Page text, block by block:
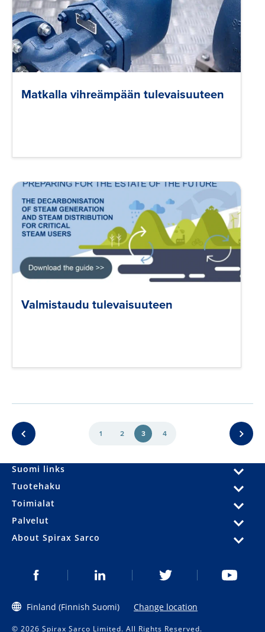
Matkalla vihreämpään tulevaisuuteen
Valmistaudu tulevaisuuteen
1 2 3 4
Suomi links
Tuotehaku
Toimialat
Palvelut
About Spirax Sarco
Finland (Finnish Suomi) Change location
© 2026 Spirax Sarco Limited. All Rights Reserved.